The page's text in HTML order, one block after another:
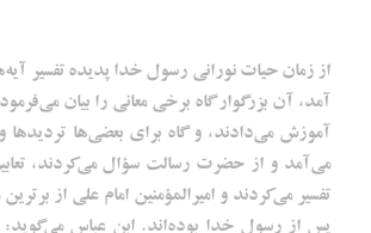
از زمان حیات نورانی رسول خدا پدیده‌ تفسیر
آمد، آن بزرگوار گاه برخی معانی را بیان
آموزش می‌دادند، و گاه برای بعضی‌ها تردیدها
می‌آمد و از حضرت رسالت سؤال می‌کردند،
تفسیر می‌کردند و امیرالمؤمنین امام علی از
پس از رسول خدا بوده‌اند. ابن عباس